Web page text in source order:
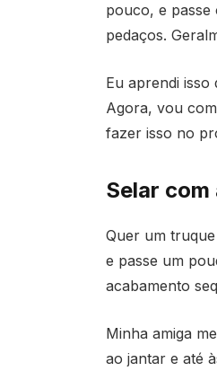
pouco, e passe
pedaços.
Eu aprendi
Agora, vou
fazer isso no
Selar
Quer um
e passe um
acabamento
Minha amiga
ao jantar e até